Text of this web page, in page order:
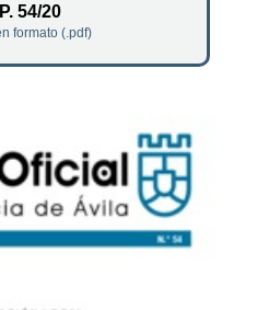
54/20
formato (.pdf)